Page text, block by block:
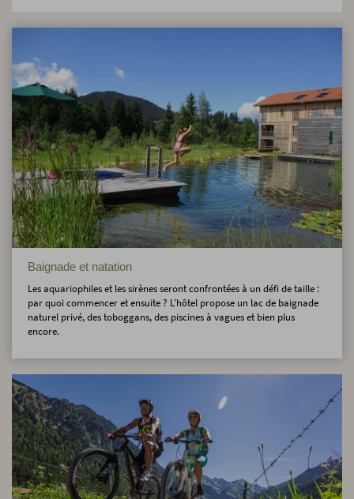
Baignade et natation
Les aquariophiles et les sirènes seront confrontées à un défi de taille :
par quoi commencer et ensuite ? L’hôtel propose un lac de baignade
naturel privé, des toboggans, des piscines à vagues et bien plus
encore.